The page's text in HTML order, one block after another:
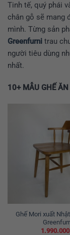
Tinh tế, quý phái
chân gỗ sẽ mang
mình. Từng sản
Greenfurni trau
người tiêu dùng
nhất.
10+ MẪU GHẾ ĂN
Ghế Mori xuất
1.990.000